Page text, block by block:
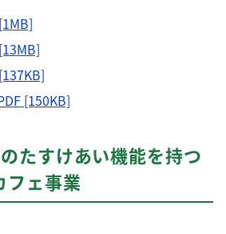
[150KB]
たすけあい機能を持つ
フェ事業